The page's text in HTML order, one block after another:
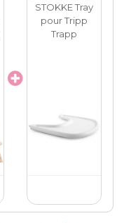
STOKKE Tray
pour Tripp
Trapp